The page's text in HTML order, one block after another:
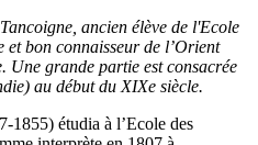
ancien élève de l'Ecole
et bon connaisseur de l’Orient
Une grande partie est consacrée
au début du XIXe siècle.
1855) étudia à l’Ecole des